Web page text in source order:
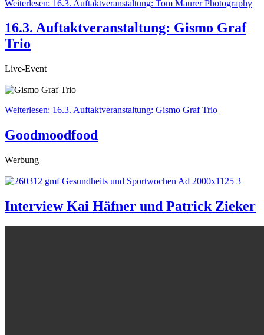
Weiterlesen: 16.3. Auftaktveranstaltung: Tom Maurer Photography
16.3. Auftaktveranstaltung: Gismo Graf
Trio
Live-Event
Weiterlesen: 16.3. Auftaktveranstaltung: Gismo Graf Trio
Goodmoodfood
Werbung
Interview Kai Häfner und Patrick Zieker